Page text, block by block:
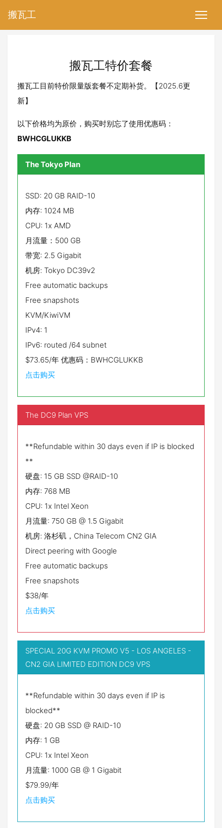
搬瓦工
搬瓦工特价套餐
搬瓦工目前特价限量版套餐不定期补货。【2025.6更
新】
以下价格均为原价，购买时别忘了使用优惠码：
BWHCGLUKKB
The Tokyo Plan
SSD: 20 GB RAID-10
内存: 1024 MB
CPU: 1x AMD
月流量：500 GB
带宽: 2.5 Gigabit
机房: Tokyo DC39v2
Free automatic backups
Free snapshots
KVM/KiwiVM
IPv4: 1
IPv6: routed /64 subnet
$73.65/年 优惠码：BWHCGLUKKB
点击购买
The DC9 Plan VPS
**Refundable within 30 days even if IP is blocked
**
硬盘: 15 GB SSD @RAID-10
内存: 768 MB
CPU: 1x Intel Xeon
月流量: 750 GB @ 1.5 Gigabit
机房: 洛杉矶，China Telecom CN2 GIA
Direct peering with Google
Free automatic backups
Free snapshots
$38/年
点击购买
SPECIAL 20G KVM PROMO V5 - LOS ANGELES -
CN2 GIA LIMITED EDITION DC9 VPS
**Refundable within 30 days even if IP is
blocked**
硬盘: 20 GB SSD @ RAID-10
内存: 1 GB
CPU: 1x Intel Xeon
月流量: 1000 GB @ 1 Gigabit
$79.99/年
点击购买